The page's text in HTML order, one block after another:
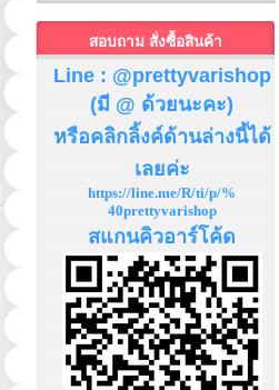
สอบถาม สั่งซื้อสินค้า
Line : @prettyvarishop
(มี @ ด้วยนะคะ)
หรือคลิกลิ้งค์ด้านล่างนี้ได้
เลยค่ะ
https://line.me/R/ti/p/%
40prettyvarishop
สแกนคิวอาร์โค้ด